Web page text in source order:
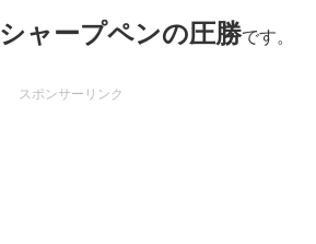
シャープペンの圧勝です。
スポンサーリンク